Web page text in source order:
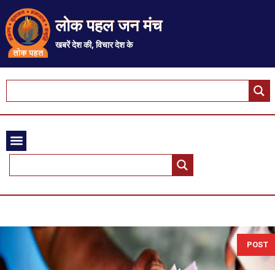
लोक पहल जन मंच
खबरें देश की, विचार देश के
POST